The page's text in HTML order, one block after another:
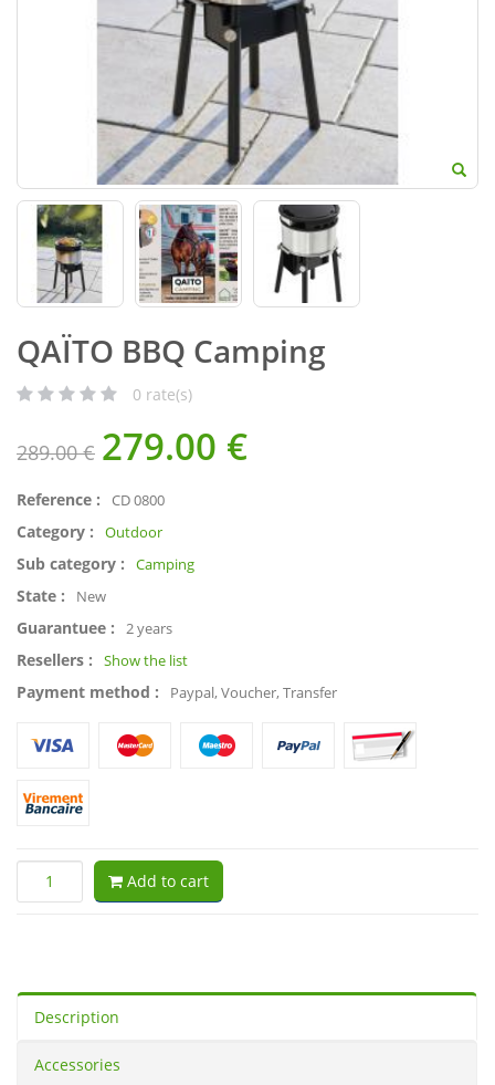
QAÏTO BBQ Camping
0 rate(s)
289.00 € 279.00 €
Reference : CD 0800
Category : Outdoor
Sub category : Camping
State : New
Guarantuee : 2 years
Resellers : Show the list
Payment method : Paypal, Voucher, Transfer
Add to cart
Description
Accessories